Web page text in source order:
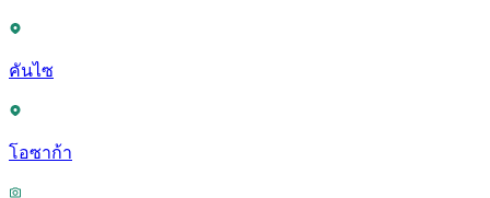
คันไซ
โอซาก้า